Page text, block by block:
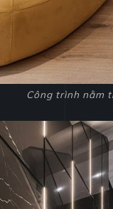
Công trình nằm